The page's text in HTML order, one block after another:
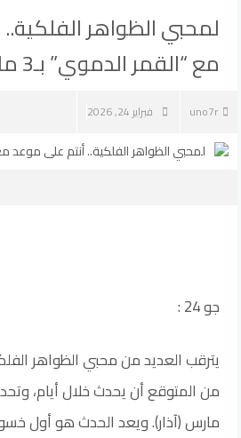
لمحبي الظواهر
مع “القمر الدموي” بـ3 مارس
uno7r فبراير 24, 2026
جو 24 :
يترقب العديد من محبي الظواهر
من المتوقع أن يحدث خلال أيام،
مارس (آذار). ويعد الحدث هو أول